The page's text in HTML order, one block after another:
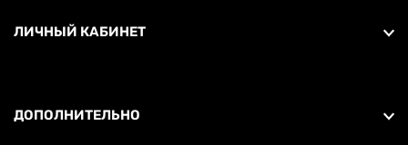
ЛИЧНЫЙ КАБИНЕТ
ДОПОЛНИТЕЛЬНО